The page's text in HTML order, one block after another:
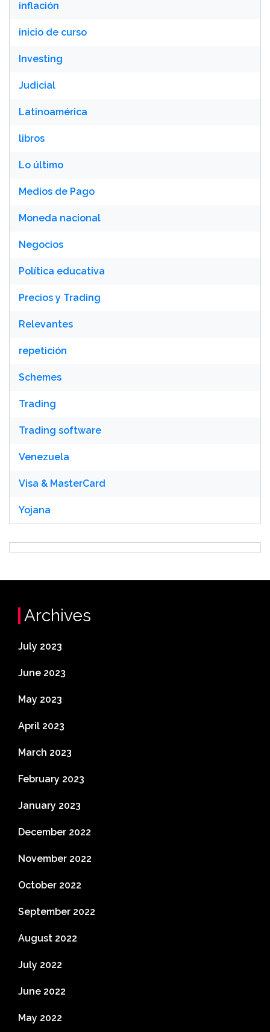
inflación
inicio de curso
Investing
Judicial
Latinoamérica
libros
Lo último
Medios de Pago
Moneda nacional
Negocios
Política educativa
Precios y Trading
Relevantes
repetición
Schemes
Trading
Trading software
Venezuela
Visa & MasterCard
Yojana
Archives
July 2023
June 2023
May 2023
April 2023
March 2023
February 2023
January 2023
December 2022
November 2022
October 2022
September 2022
August 2022
July 2022
June 2022
May 2022